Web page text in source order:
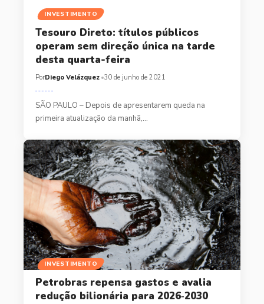
INVESTIMENTO
Tesouro Direto: títulos públicos
operam sem direção única na tarde
desta quarta-feira
PorDiego Velázquez 30 de junho de 2021
SÃO PAULO – Depois de apresentarem queda na
primeira atualização da manhã,…
INVESTIMENTO
Petrobras repensa gastos e avalia
redução bilionária para 2026‑2030